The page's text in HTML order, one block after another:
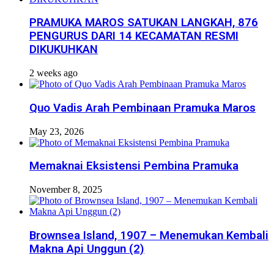
PRAMUKA MAROS SATUKAN LANGKAH, 876
PENGURUS DARI 14 KECAMATAN RESMI
DIKUKUHKAN
2 weeks ago
Quo Vadis Arah Pembinaan Pramuka Maros
May 23, 2026
Memaknai Eksistensi Pembina Pramuka
November 8, 2025
Brownsea Island, 1907 – Menemukan Kembali
Makna Api Unggun (2)